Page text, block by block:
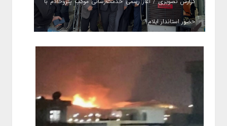
حضور استاندار ایلام